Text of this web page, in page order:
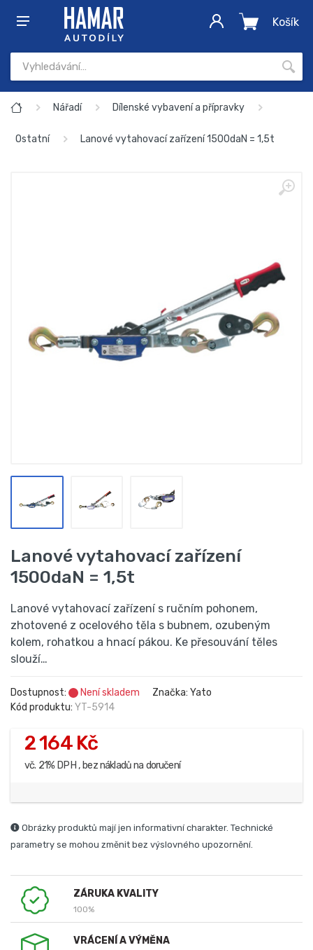
Košík
Nářadí Dílenské vybavení a přípravky
Ostatní Lanové vytahovací zařízení 1500daN = 1,5t
Lanové vytahovací zařízení
1500daN = 1,5t
Lanové vytahovací zařízení s ručním pohonem,
zhotovené z ocelového těla s bubnem, ozubeným
kolem, rohatkou a hnací pákou. Ke přesouvání těles
slouží…
Dostupnost: Není skladem
Značka: Yato
Kód produktu: YT-5914
2 164 Kč
vč. 21% DPH , bez nákladů na doručení
Obrázky produktů mají jen informativní charakter. Technické
parametry se mohou změnit bez výslovného upozornění.
ZÁRUKA KVALITY
100%
VRÁCENÍ A VÝMĚNA